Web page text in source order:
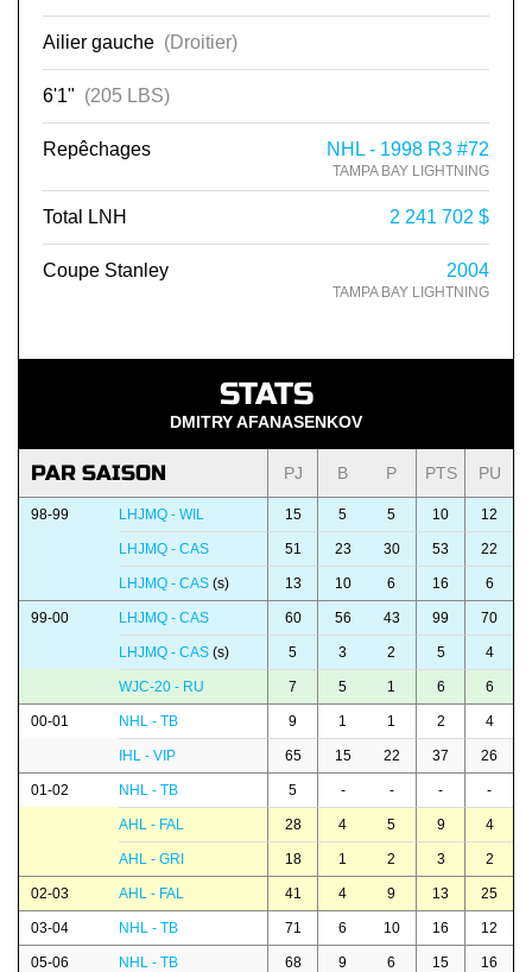
Ailier gauche (Droitier)
6'1" (205 LBS)
Repêchages NHL - 1998 R3 #72
TAMPA BAY LIGHTNING
Total LNH 2 241 702 $
Coupe Stanley 2004
TAMPA BAY LIGHTNING
STATS
DMITRY AFANASENKOV
PAR SAISON PJ B P PTS PU
98-99 LHJMQ - WIL 15 5 5 10 12
LHJMQ - CAS 51 23 30 53 22
LHJMQ - CAS (s) 13 10 6 16 6
99-00 LHJMQ - CAS 60 56 43 99 70
LHJMQ - CAS (s) 5 3 2 5 4
WJC-20 - RU 7 5 1 6 6
00-01 NHL - TB 9 1 1 2 4
IHL - VIP 65 15 22 37 26
01-02 NHL - TB 5 - - - -
AHL - FAL 28 4 5 9 4
AHL - GRI 18 1 2 3 2
02-03 AHL - FAL 41 4 9 13 25
03-04 NHL - TB 71 6 10 16 12
05-06 NHL - TB 68 9 6 15 16